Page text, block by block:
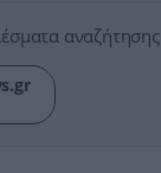
αναζήτησης